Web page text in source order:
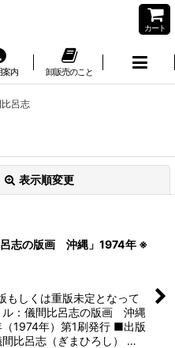
カート
案内 卸販売のこと
呂志
表示順変更
む
呂志の版画 沖縄」1974年 ※
もしくは重版未定となって
：儀間比呂志の版画 沖縄
1974年）第1刷発行 ■出版
比呂志（ぎまひろし） …